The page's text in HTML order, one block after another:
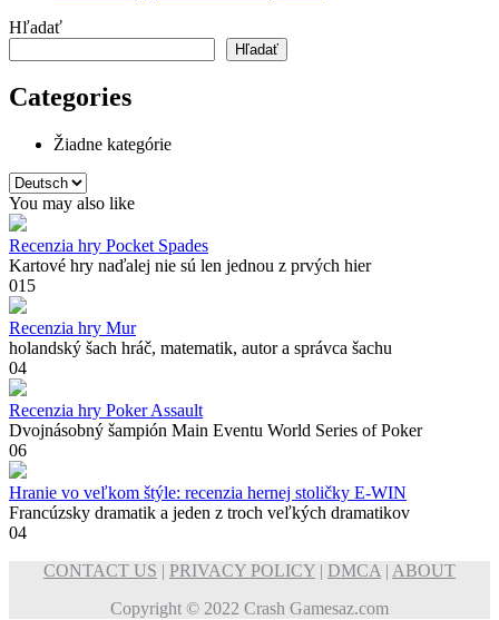
Hľadať
Hľadať
Categories
Žiadne kategórie
Vyberte
jazyk
You may also like
Recenzia hry Pocket Spades
Kartové hry naďalej nie sú len jednou z prvých hier
015
Recenzia hry Mur
holandský šach hráč, matematik, autor a správca šachu
04
Recenzia hry Poker Assault
Dvojnásobný šampión Main Eventu World Series of Poker
06
Hranie vo veľkom štýle: recenzia hernej stoličky E-WIN
Francúzsky dramatik a jeden z troch veľkých dramatikov
04
CONTACT US | PRIVACY POLICY | DMCA | ABOUT
Copyright © 2022 Crash Gamesaz.com